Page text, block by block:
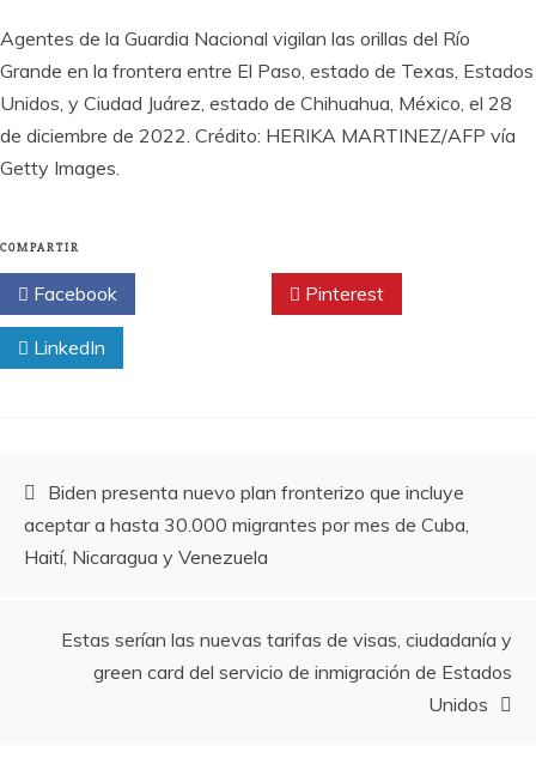
Agentes de la Guardia Nacional vigilan las orillas del Río
Grande en la frontera entre El Paso, estado de Texas, Estados
Unidos, y Ciudad Juárez, estado de Chihuahua, México, el 28
de diciembre de 2022. Crédito: HERIKA MARTINEZ/AFP vía
Getty Images.
COMPARTIR
Facebook Pinterest
LinkedIn
Navegación
de
Biden presenta nuevo plan fronterizo que incluye
aceptar a hasta 30.000 migrantes por mes de Cuba,
Haití, Nicaragua y Venezuela
Estas serían las nuevas tarifas de visas, ciudadanía y
green card del servicio de inmigración de Estados
Unidos